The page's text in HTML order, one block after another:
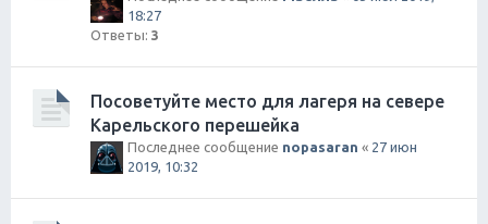
18:27
Ответы: 3
Посоветуйте место для лагеря на севере
Карельского перешейка
Последнее сообщение nopasaran « 27 июн
2019, 10:32